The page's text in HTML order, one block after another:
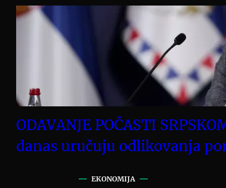
ODAVANJE POČASTI
danas uručuju odlikovanja
EKONOMIJA